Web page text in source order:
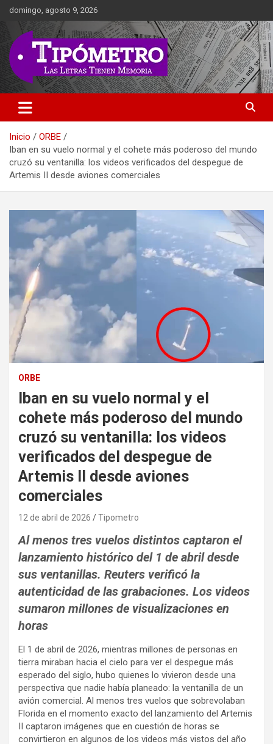
Saltar
contenido
domingo, agosto 9, 2026
Tipometro
Las Letras Tienen Memoria
Inicio
ORBE
Iban en su vuelo normal y el cohete más poderoso del mundo
cruzó su ventanilla: los videos verificados del despegue de
Artemis II desde aviones comerciales
ORBE
Iban en su vuelo normal y el
cohete más poderoso del mundo
cruzó su ventanilla: los videos
verificados del despegue de
Artemis II desde aviones
comerciales
12 de abril de 2026 Tipometro
Al menos tres vuelos distintos captaron el
lanzamiento histórico del 1 de abril desde
sus ventanillas. Reuters verificó la
autenticidad de las grabaciones. Los videos
sumaron millones de visualizaciones en
horas
El 1 de abril de 2026, mientras millones de personas en
tierra miraban hacia el cielo para ver el despegue más
esperado del siglo, hubo quienes lo vivieron desde una
perspectiva que nadie había planeado: la ventanilla de un
avión comercial. Al menos tres vuelos que sobrevolaban
Florida en el momento exacto del lanzamiento del Artemis
II captaron imágenes que en cuestión de horas se
convirtieron en algunos de los videos más vistos del año